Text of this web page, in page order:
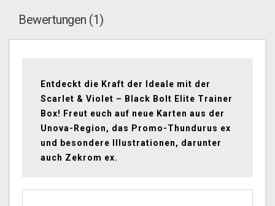
Bewertungen (1)
Entdeckt die Kraft der Ideale mit der
Scarlet & Violet – Black Bolt Elite Trainer
Box! Freut euch auf neue Karten aus der
Unova-Region, das Promo-Thundurus ex
und besondere Illustrationen, darunter
auch Zekrom ex.